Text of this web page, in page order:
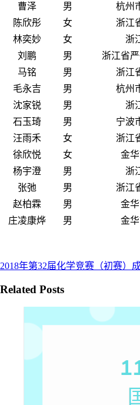
曹泽
男 杭州
陈欣彤
女 浙江
林奕妙
女 浙
刘鹏
男 浙江省
马铭
男 浙江
毛永吉
男 杭州
沈家锐
男 浙
石玉琦
男 宁波
汪雨禾
女 浙江
徐欣悦
女 金
杨宇澄
男 浙
张弛
男 浙江
赵柏霖
男 金
庄凌康烨
男 金
2018年第32届化学竞赛（初赛）
Related Posts